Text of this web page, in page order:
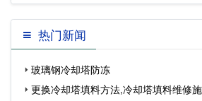
热门新闻
玻璃钢冷却塔防冻
更换冷却塔填料方法,冷却塔填料维修